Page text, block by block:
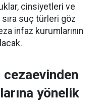
cinsiyetleri ve
sıra suç türleri göz
infaz kurumlarının
yönelik